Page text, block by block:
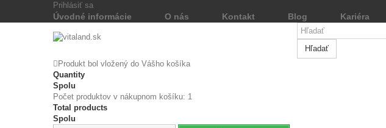
Prihlásiť sa
Úvodné informácie O nás Kontakt Blog Kariéra
Hľadať
Produkt bol vložený do Vášho košíka
Quantity
Spolu
Počet produktov v nákupnom košíku: 1
Total products
Spolu